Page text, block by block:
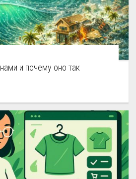
и почему оно так